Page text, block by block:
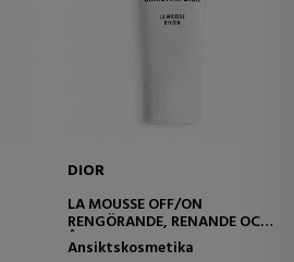
DIOR
LA MOUSSE OFF/ON
RENGÖRANDE, RENANDE OCH
ÅTERFUKTANDE SKUM
Ansiktskosmetika